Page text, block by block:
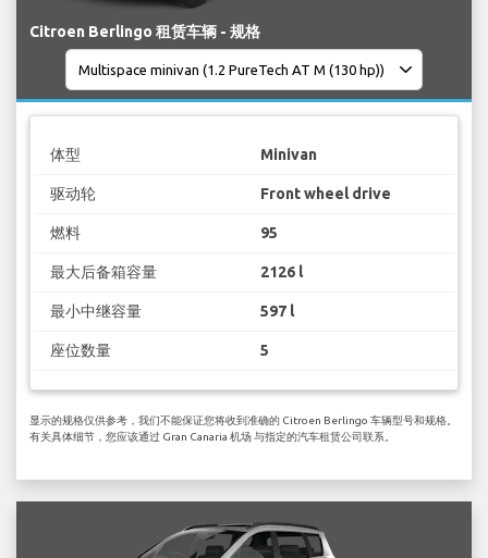
Citroen Berlingo 租赁车辆 - 规格
体型 Minivan
驱动轮 Front wheel drive
燃料 95
最大后备箱容量 2126 l
最小中继容量 597 l
座位数量 5
显示的规格仅供参考，我们不能保证您将收到准确的 Citroen Berlingo 车辆型号和规格。
有关具体细节，您应该通过 Gran Canaria 机场 与指定的汽车租赁公司联系。